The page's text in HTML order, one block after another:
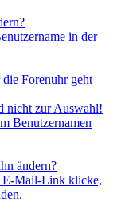
in der
Forenuhr geht
nicht zur Auswahl!
Benutzernamen
ändern?
E-Mail-Link klicke,